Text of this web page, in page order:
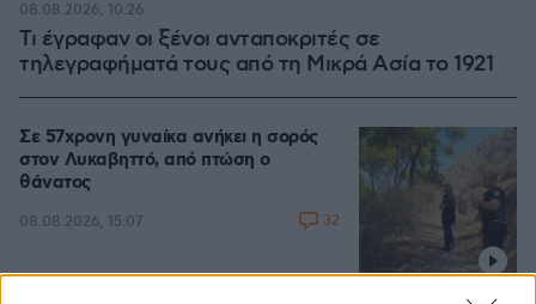
Τι έγραφαν οι ξένοι ανταποκριτές σε
τηλεγραφήματά τους από τη Μικρά Ασία το 1921
08.08.2026, 10:26
Σε 57χρονη γυναίκα ανήκει η σορός
στον Λυκαβηττό, από πτώση ο
θάνατος
08.08.2026, 15:07 32